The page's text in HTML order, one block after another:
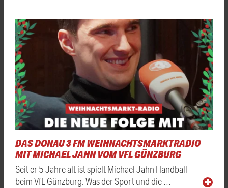
DAS DONAU 3 FM WEIHNACHTSMARKTRADIO
MIT MICHAEL JAHN VOM VFL GÜNZBURG
Seit er 5 Jahre alt ist spielt Michael Jahn Handball
beim VfL Günzburg. Was der Sport und die …